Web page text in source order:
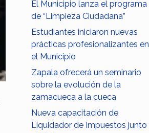
El Municipio lanza el programa
de “Limpieza Ciudadana”
Estudiantes iniciaron nuevas
prácticas profesionalizantes en
el Municipio
Zapala ofrecerá un seminario
sobre la evolución de la
zamacueca a la cueca
Nueva capacitación de
Liquidador de Impuestos junto